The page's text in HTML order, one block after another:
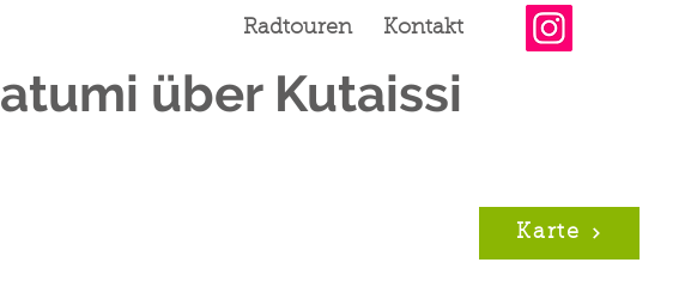
Radtouren Kontakt
über Kutaissi
Karte